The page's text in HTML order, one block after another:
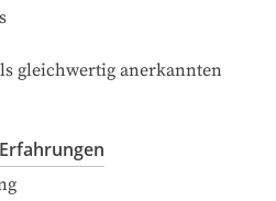
gleichwertig anerkannten